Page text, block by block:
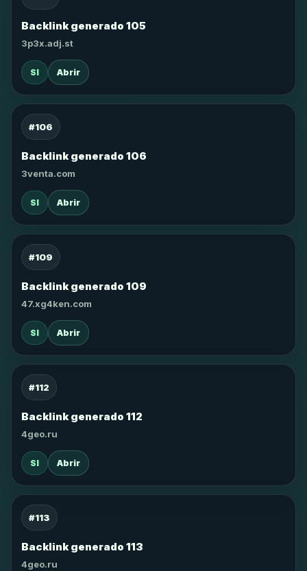
Backlink generado 105
3p3x.adj.st
SI Abrir
#106
Backlink generado 106
3venta.com
SI Abrir
#109
Backlink generado 109
47.xg4ken.com
SI Abrir
#112
Backlink generado 112
4geo.ru
SI Abrir
#113
Backlink generado 113
4geo.ru